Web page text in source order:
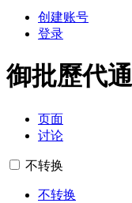
创建账号
登录
御批歷代
页面
讨论
不转换
不转换